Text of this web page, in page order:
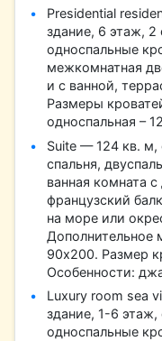
Presidential
здание, 6 этаж, 2
односпальные
межкомнатная
и с ванной,
Размеры
односпальная –
Suite — 124 кв. м,
спальня,
ванная комната
французский
на море или
Дополнительное
90х200. Размер
Особенности:
Luxury room sea
здание, 1-6 этаж,
односпальные